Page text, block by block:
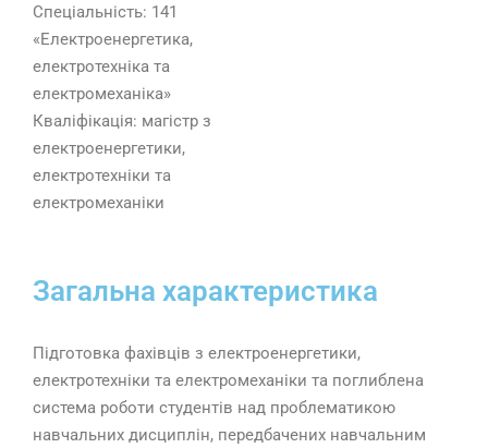
Спеціальність: 141
«Електроенергетика,
електротехніка та
електромеханіка»
Кваліфікація: магістр з
електроенергетики,
електротехніки та
електромеханіки
Загальна характеристика
Підготовка фахівців з електроенергетики,
електротехніки та електромеханіки та поглиблена
система роботи студентів над проблематикою
навчальних дисциплін, передбачених навчальним